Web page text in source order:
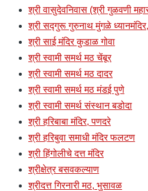
श्री वासुदेवनिवास (श्री गुळवणी
श्री सद्गुरू गुरुनाथ मुंगळे
श्री साई मंदिर कुडाळ गोवा
श्री स्वामी समर्थ मठ चेंबूर
श्री स्वामी समर्थ मठ दादर
श्री स्वामी समर्थ मठ मंडई पुणे
श्री स्वामी समर्थ संस्थान बडोदा
श्री हरिबाबा मंदिर, पणदरे
श्री हरिबुवा समाधी मंदिर फलटण
श्री हिंगोलीचे दत्त मंदिर
श्रीक्षेत्र बसवकल्याण
श्रीदत्त गिरनारी मठ, भुसावळ